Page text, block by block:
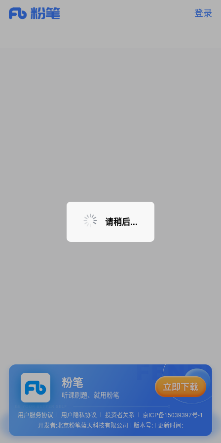
登录
暂无课程，敬请期待
粉笔
听课刷题、就用粉笔
用户服务协议 用户隐私协议 投资者关系
京ICP备15039397号-1
开发者:北京粉笔蓝天科技有限公司
版本号: 更新时间:
请稍后...